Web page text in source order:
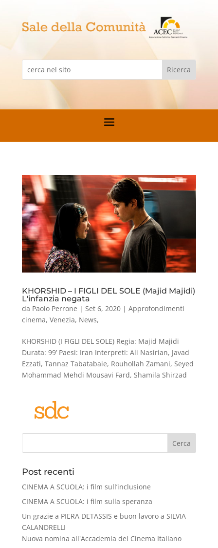
KHORSHID – I FIGLI DEL SOLE (Majid Majidi)
L'infanzia negata
da Paolo Perrone | Set 6, 2020| Approfondimenti
cinema, Venezia, News,
KHORSHID (I FIGLI DEL SOLE) Regia: Majid Majidi
Durata: 99’ Paesi: Iran Interpreti: Ali Nasirian, Javad
Ezzati, Tannaz Tabatabaie, Rouhollah Zamani, Seyed
Mohammad Mehdi Mousavi Fard, Shamila Shirzad
Cerca
Post recenti
CINEMA A SCUOLA: i film sull’inclusione
CINEMA A SCUOLA: i film sulla speranza
Un grazie a PIERA DETASSIS e buon lavoro a SILVIA
CALANDRELLI
Nuova nomina all'Accademia del Cinema Italiano